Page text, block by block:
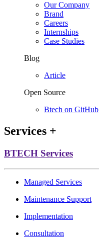
Our Company
Brand
Careers
Internships
Case Studies
Blog
Article
Open Source
Btech on GitHub
Services +
BTECH Services
Managed Services
Maintenance Support
Implementation
Consultation